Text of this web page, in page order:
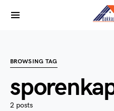
BROWSING TAG
2 posts